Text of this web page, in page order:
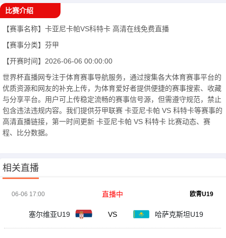
比赛介绍
【赛事名称】 卡亚尼卡帕VS科特卡 高清在线免费直播
【赛事分类】 芬甲
【开赛时间】 2026-06-06 00:00:00
世界杯直播网专注于体育赛事导航服务，通过搜集各大体育赛事平台的
优质资源和网友的补充上传，为体育爱好者提供便捷的赛事搜索、收藏
与分享平台。用户可上传稳定流畅的赛事信号源，但需遵守规范，禁止
包含违法违规内容。我们提供芬甲联赛 卡亚尼卡帕 VS 科特卡等赛事的
高清直播链接，第一时间更新 卡亚尼卡帕 VS 科特卡 比赛动态、赛
程、比分数据。
相关直播
06-06 17:00 欧青U19
塞尔维亚U19 VS 哈萨克斯坦U19
直播中